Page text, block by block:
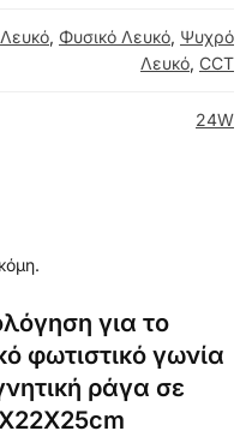
, Φυσικό Λευκό, Ψυχρό
Λευκό, CCT
24W
για το
φωτιστικό γωνία
ράγα σε